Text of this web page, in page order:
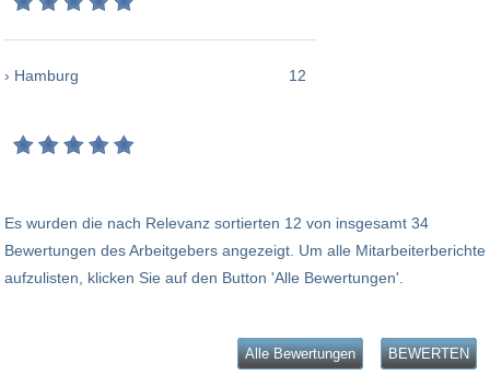
› Hamburg 12
Es wurden die nach Relevanz sortierten 12 von insgesamt 34
Bewertungen des Arbeitgebers angezeigt. Um alle Mitarbeiterberichte
aufzulisten, klicken Sie auf den Button 'Alle Bewertungen'.
Alle Bewertungen BEWERTEN